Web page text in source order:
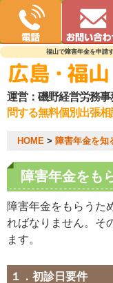
福山で障害年金を申請
運営： 磯野経営労務事
問する無料個別出張相
HOME > 障害年金を知
障害年金をも
障害年金をもらうた
ればなりません。そ
ます。
１．初診日要件